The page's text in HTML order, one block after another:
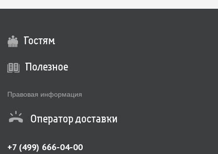
Гостям
Полезное
Правовая информация
Оператор доставки
+7 (499) 666-04-00